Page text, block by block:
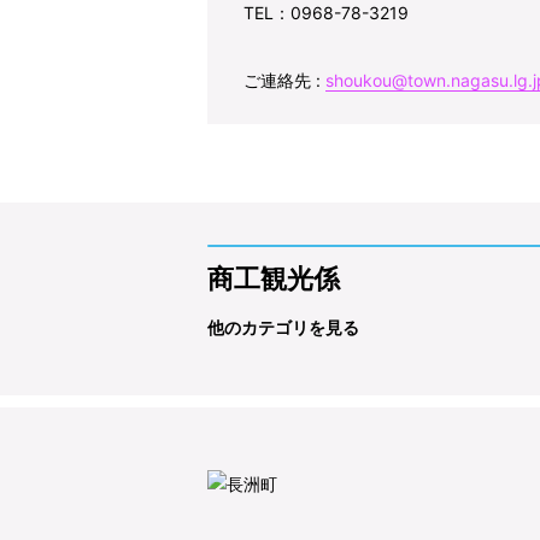
TEL：0968-78-3219
ご連絡先 :
商工観光係
他のカテゴリを見る